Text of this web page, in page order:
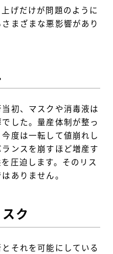
げだけが問題のように
まざまな悪影響があり
初、マスクや消毒液は
した。量産体制が整っ
度は一転して値崩れし
ンスを崩すほど増産す
圧迫します。そのリス
ありません。
ク
それを可能にしている